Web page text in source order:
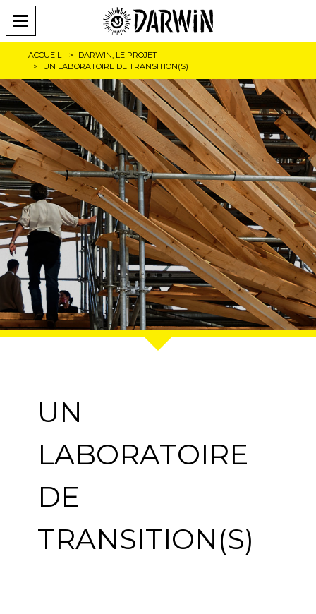
ACCUEIL
DARWIN, LE PROJET
UN LABORATOIRE DE TRANSITION(S)
UN
LABORATOIRE
DE
TRANSITION(S)